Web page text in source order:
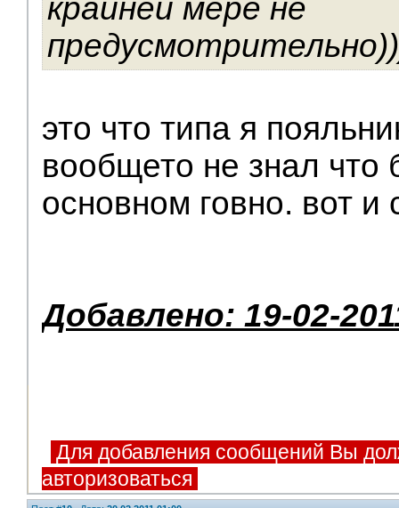
крайней мере не
это что типа я
вообщето не знал что
основном говно. вот
Добавлено: 19-02-
Для добавления сообщений Вы
авторизоваться